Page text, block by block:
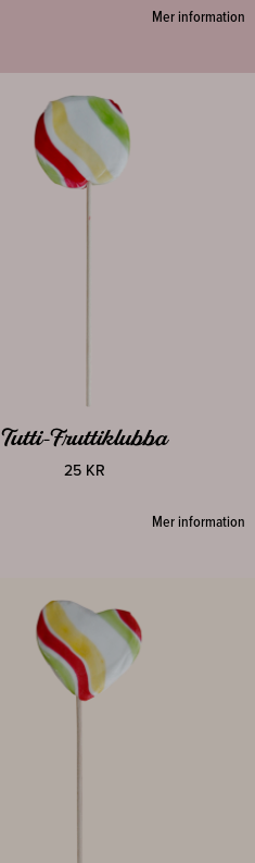
Mer information
Tutti-Fruttiklubba
25 KR
Mer information